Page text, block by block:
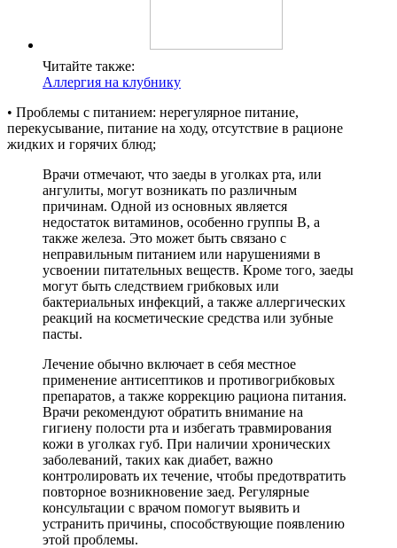
Читайте также:
Аллергия на клубнику
• Проблемы с питанием: нерегулярное питание,
перекусывание, питание на ходу, отсутствие в рационе
жидких и горячих блюд;
Врачи отмечают, что заеды в уголках рта, или
ангулиты, могут возникать по различным
причинам. Одной из основных является
недостаток витаминов, особенно группы B, а
также железа. Это может быть связано с
неправильным питанием или нарушениями в
усвоении питательных веществ. Кроме того, заеды
могут быть следствием грибковых или
бактериальных инфекций, а также аллергических
реакций на косметические средства или зубные
пасты.
Лечение обычно включает в себя местное
применение антисептиков и противогрибковых
препаратов, а также коррекцию рациона питания.
Врачи рекомендуют обратить внимание на
гигиену полости рта и избегать травмирования
кожи в уголках губ. При наличии хронических
заболеваний, таких как диабет, важно
контролировать их течение, чтобы предотвратить
повторное возникновение заед. Регулярные
консультации с врачом помогут выявить и
устранить причины, способствующие появлению
этой проблемы.